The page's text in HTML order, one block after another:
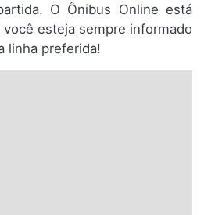
O Ônibus Online está
esteja sempre informado
linha preferida!